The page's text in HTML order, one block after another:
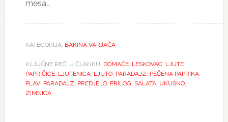
mesa…
KATEGORIJA: BAKINA VARJAČA
KLJUČNE REČI U ČLANKU: DOMAĆE, LESKOVAC, LJUTE
PAPRIČICE, LJUTENICA, LJUTO, PARADAJZ, PEČENA PAPRIKA,
PLAVI PARADAJZ, PREDJELO, PRILOG, SALATA, UKUSNO,
ZIMNICA